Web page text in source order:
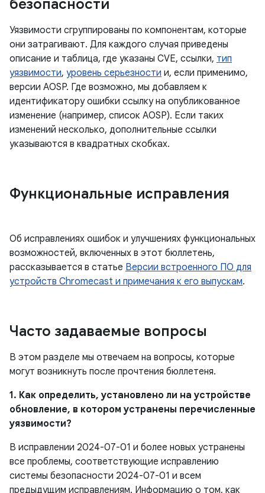
безопасности
Уязвимости сгруппированы по компонентам, которые
они затрагивают. Для каждого случая приведены
описание и таблица, где указаны CVE, ссылки, тип
уязвимости, уровень серьезности и, если применимо,
версии AOSP. Где возможно, мы добавляем к
идентификатору ошибки ссылку на опубликованное
изменение (например, список AOSP). Если таких
изменений несколько, дополнительные ссылки
указываются в квадратных скобках.
Функциональные исправления
Об исправлениях ошибок и улучшениях функциональных
возможностей, включенных в этот бюллетень,
рассказывается в статье Версии встроенного ПО для
устройств Chromecast и примечания к его выпускам.
Часто задаваемые вопросы
В этом разделе мы отвечаем на вопросы, которые
могут возникнуть после прочтения бюллетеня.
1. Как определить, установлено ли на устройстве
обновление, в котором устранены перечисленные
уязвимости?
В исправлении 2024-07-01 и более новых устранены
все проблемы, соответствующие исправлению
системы безопасности 2024-07-01 и всем
предыдущим исправлениям. Информацию о том, как